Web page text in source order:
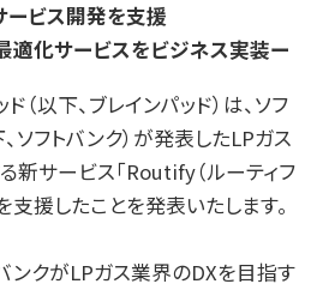
ービス開発を支援
適化サービスをビジネス実装ー
以下、ブレインパッド）は、ソフ
ソフトバンク）が発表したLPガス
サービス「Routify（ルーティフ
支援したことを発表いたします。
ンクがLPガス業界のDXを目指す